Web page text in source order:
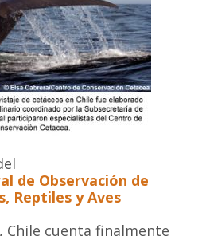
de Observación de
Reptiles y Aves
Chile cuenta finalmente